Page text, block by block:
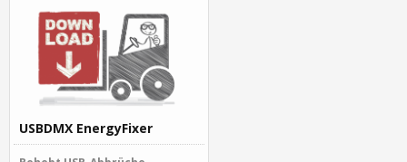
USBDMX EnergyFixer